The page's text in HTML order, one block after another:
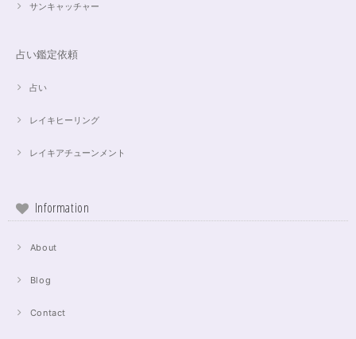
サンキャッチャー
占い鑑定依頼
占い
レイキヒーリング
レイキアチューンメント
Information
About
Blog
Contact